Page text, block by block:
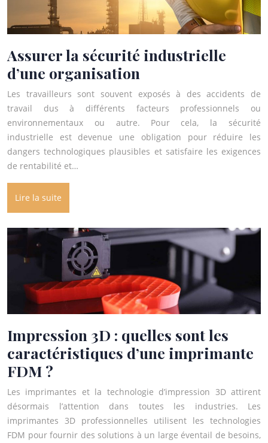
Assurer la sécurité industrielle
d’une organisation
Les travailleurs sont souvent exposés à des accidents de
travail dus à différents facteurs professionnels ou
environnementaux ou autre. Pour cela, la sécurité
industrielle est devenue une obligation pour réduire les
dangers technologiques plausibles et satisfaire les exigences
de rentabilité et…
Lire la suite
Impression 3D : quelles sont les
caractéristiques d’une imprimante
FDM ?
Les imprimantes et la technologie d’impression 3D attirent
désormais l’attention dans toutes les industries. Les
imprimantes 3D professionnelles utilisent les technologies
FDM pour fournir des solutions à un large éventail de besoins,